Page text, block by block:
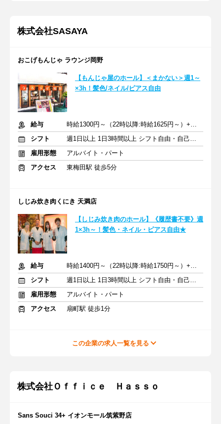
株式会社SASAYA
おこげもんじゃ ラウンジ岡野
【もんじゃ屋のホール】＜まかない＞週1～
×3h！髪色/ネイル/ピアス自由
給与
時給1300円～（22時以降:時給1625円～）+交通費
シフト
週1日以上 1日3時間以上 シフト自由・自己申告
雇用形態
アルバイト・パート
アクセス
東梅田駅 徒歩5分
しじみ炊き肉くにき 天満店
【しじみ炊き肉のホール】《履歴書不要》週
1×3h～！髪色・ネイル・ピアス自由★
給与
時給1400円～（22時以降:時給1750円～）+交通費
シフト
週1日以上 1日3時間以上 シフト自由・自己申告
雇用形態
アルバイト・パート
アクセス
扇町駅 徒歩1分
この企業の求人一覧を見る
株式会社Ｏｆｆｉｃｅ Ｈａｓｓｏ
Sans Souci 34+ イオンモール筑紫野店